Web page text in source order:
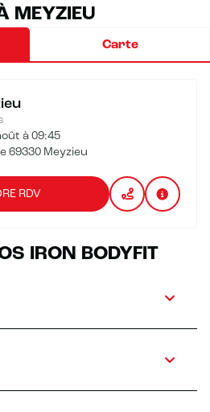
MEYZIEU
Carte
à 09:45
69330 Meyzieu
RDV
IRON BODYFIT